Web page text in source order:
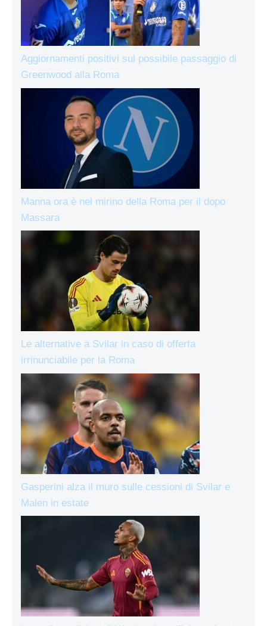
Aggiornamenti positivi sul possibile passaggio di
Greenwood alla Roma
Manna ora è nel mirino della Roma per il dopo
Massara
Le alternative a Svilar in caso di offerta
irrinunciabile per la Roma
Gasperini alza il muro sulle cessioni di Svilar e
Malen in estate